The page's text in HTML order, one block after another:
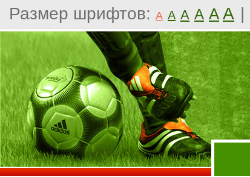
Размер шрифтов: A A A A A A |